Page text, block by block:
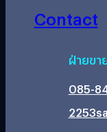
Contact
ฝ่ายขา
085-
2253